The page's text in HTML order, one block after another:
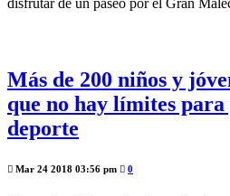
disfrutar de un paseo por el Gran
Más de 200 niños y
que no hay límites
deporte
Mar 24 2018 03:56 pm 0